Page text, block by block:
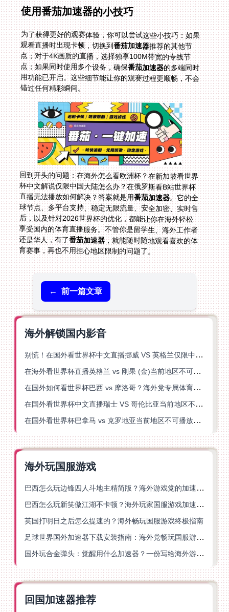
使用番茄加速器的小技巧
为了获得更好的观赛体验，你可以尝试这些小技巧：如果
观看直播时出现卡顿，切换到番茄加速器推荐的其他节
点；对于4K画质的直播，选择独享100M带宽的专线节
点；如果同时使用多个设备，确保番茄加速器的多端同时
用功能已开启。这些细节能让你的观赛过程更顺畅，不会
错过任何精彩瞬间。
回到开头的问题：在海外怎么看欧洲杯？在新加坡看世界
杯中文解说仅限中国大陆怎么办？在俄罗斯看B站世界杯
直播无法播放如何解决？答案就是用番茄加速器。它的全
球节点、多平台支持、稳定无限流量、安全加密、实时售
后，以及针对2026世界杯的优化，都能让你在海外轻松
享受国内的体育直播服务。不管你是留学生、海外工作者
还是华人，有了番茄加速器，就能随时随地观看喜欢的体
育赛事，再也不用担心地区限制的问题了。
← 前一篇文章
海外解锁国内影音
别慌！在国外看世界杯中文直播挪威 VS 英格兰仅限中国大陆？这篇指南帮你搞定
在海外看世界杯直播英格兰 vs 刚果 (金)当前地区不可播放？这篇指南帮你突破所有限制
在国外如何看世界杯巴西 vs 摩洛哥？海外党专属体育观赛指南来了
在国外看世界杯中文直播瑞士 VS 哥伦比亚当前地区不可播放？这篇指南帮你搞定
在国外看世界杯巴拿马 vs 克罗地亚当前地区不可播放？这篇指南帮你轻松解决海外体育直播难题
海外玩国服游戏
巴西怎么玩边锋四人斗地主精简版？海外游戏党的加速器终极选择
巴西怎么玩新笑傲江湖不卡顿？海外玩家国服游戏加速终极指南（附猫和老鼠一梦江湖实测）
英国打明日之后怎么提速的？海外畅玩国服游戏终极指南
足球世界国外加速器下载安装指南：海外党畅玩国服游戏的终极解决方案
国外玩合金弹头：觉醒用什么加速器？一份写给海外游子的畅玩指南
回国加速器推荐